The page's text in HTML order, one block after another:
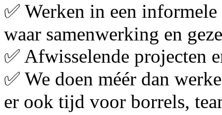
✅ Werken in een
waar samenwerking en
✅ Afwisselende projecten
✅ We doen méér dan
er ook tijd voor borrels,